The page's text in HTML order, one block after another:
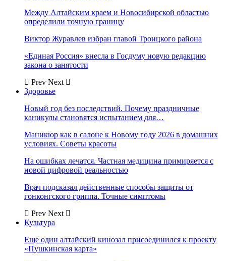
Между Алтайским краем и Новосибирской областью
определили точную границу
Виктор Журавлев избран главой Троицкого района
«Единая Россия» внесла в Госдуму новую редакцию
закона о занятости
Prev Next
Здоровье
Новый год без последствий. Почему праздничные
каникулы становятся испытанием для…
Маникюр как в салоне к Новому году 2026 в домашних
условиях. Советы красоты
На ошибках лечатся. Частная медицина примиряется с
новой цифровой реальностью
Врач подсказал действенные способы защиты от
гонконгского гриппа. Точные симптомы
Prev Next
Культура
Еще один алтайский кинозал присоединился к проекту
«Пушкинская карта»